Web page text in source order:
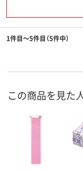
1件目～5件目（5件中）
この商品を見た